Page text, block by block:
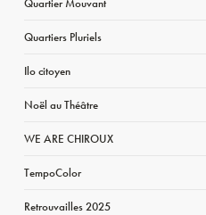
Quartier Mouvant
Quartiers Pluriels
Ilo citoyen
Noël au Théâtre
WE ARE CHIROUX
TempoColor
Retrouvailles 2025